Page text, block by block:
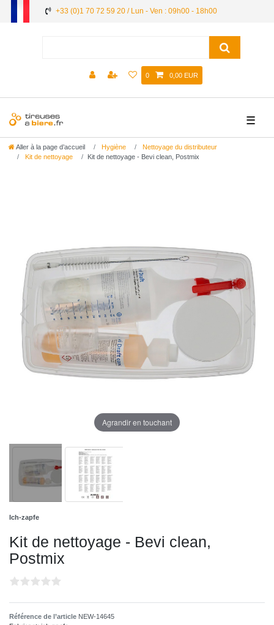
+33 (0)1 70 72 59 20 / Lun - Ven : 09h00 - 18h00
0 0,00 EUR
☰
Aller à la page d’accueil Hygiène
Nettoyage du distributeur
Kit de nettoyage
Kit de nettoyage - Bevi clean, Postmix
Agrandir en touchant
Ich-zapfe
Kit de nettoyage - Bevi clean,
Postmix
Référence de l’article NEW-14645